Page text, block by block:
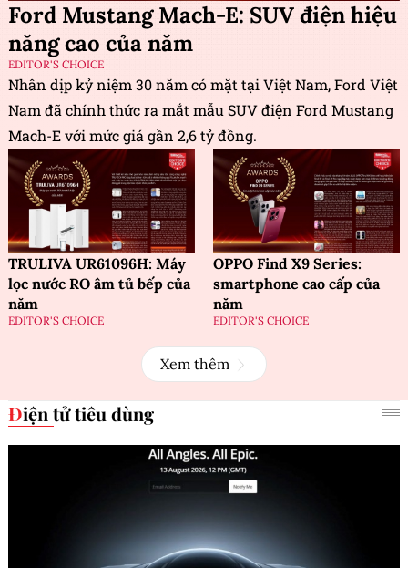
Ford Mustang Mach-E: SUV điện hiệu
năng cao của năm
EDITOR'S CHOICE
Nhân dịp kỷ niệm 30 năm có mặt tại Việt Nam, Ford Việt
Nam đã chính thức ra mắt mẫu SUV điện Ford Mustang
Mach-E với mức giá gần 2,6 tỷ đồng.
TRULIVA UR61096H: Máy
lọc nước RO âm tủ bếp của
năm
EDITOR'S CHOICE
OPPO Find X9 Series:
smartphone cao cấp của
năm
EDITOR'S CHOICE
Xem thêm
Điện tử tiêu dùng